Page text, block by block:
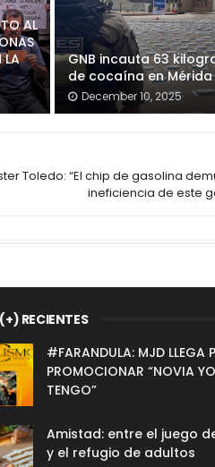
AL
LA
GNB incauta 63
de cocaína en Mérida
December 10, 2025
Toledo: “El chip de gasolina
ineficiencia de este
RECIENTES
#FARANDULA: MJD LLEGA
PROMOCIONAR “NOVIA
TENGO”
Amistad: entre el juego
y el refugio de adultos